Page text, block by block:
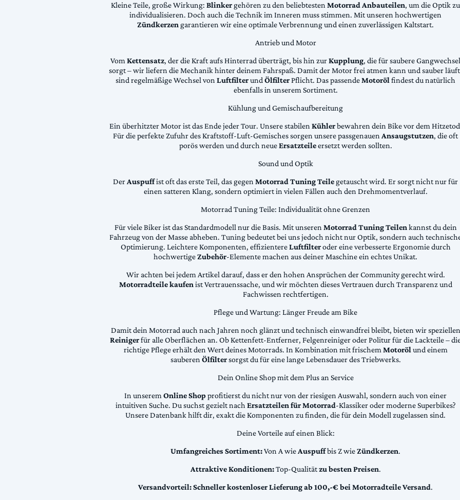
Kleine Teile, große Wirkung: Blinker gehören zu den beliebtestenMotorrad Anbauteilen, um die Optik zu
individualisieren. Doch auch die Technik im Inneren muss stimmen. Mit unseren hochwertigen
Zündkerzen garantieren wir eine optimale Verbrennung und einen zuverlässigen Kaltstart.
Antrieb und Motor
VomKettensatz, der die Kraft aufs Hinterrad überträgt, bis hin zurKupplung, die für saubere Gangwechsel
sorgt – wir liefern die Mechanik hinter deinem Fahrspaß. Damit der Motor frei atmen kann und sauber
sind regelmäßige Wechsel vonLuftfilterundÖlfilterPflicht. Das passendeMotorölfindest du natürlich
ebenfalls in unserem Sortiment.
Kühlung und Gemischaufbereitung
Ein überhitzter Motor ist das Ende jeder Tour. Unsere stabilenKühlerbewahren dein Bike vor dem
Für die perfekte Zufuhr des Kraftstoff-Luft-Gemisches sorgen unsere passgenauenAnsaugstutzen, die oft
porös werden und durch neueErsatzteileersetzt werden sollten.
Sound und Optik
DerAuspuffist oft das erste Teil, das gegenMotorrad Tuning Teile getauscht wird. Er sorgt nicht nur für
einen satteren Klang, sondern optimiert in vielen Fällen auch den Drehmomentverlauf.
Motorrad Tuning Teile: Individualität ohne Grenzen
Für viele Biker ist das Standardmodell nur die Basis. Mit unserenMotorrad Tuning Teilenkannst du dein
Fahrzeug von der Masse abheben. Tuning bedeutet bei uns jedoch nicht nur Optik, sondern auch
Optimierung. Leichtere Komponenten, effizientereLuftfilteroder eine verbesserte Ergonomie durch
hochwertigeZubehör-Elemente machen aus deiner Maschine ein echtes Unikat.
Wir achten bei jedem Artikel darauf, dass er den hohen Ansprüchen der Community gerecht wird.
Motorradteile kaufenist Vertrauenssache, und wir möchten dieses Vertrauen durch Transparenz und
Fachwissen rechtfertigen.
Pflege und Wartung: Länger Freude am Bike
Damit dein Motorrad auch nach Jahren noch glänzt und technisch einwandfrei bleibt, bieten wir speziellen
Reinigerfür alle Oberflächen an. Ob Kettenfett-Entferner, Felgenreiniger oder Politur für die Lackteile –
richtige Pflege erhält den Wert deines Motorrads. In Kombination mit frischemMotorölund einem
sauberenÖlfiltersorgst du für eine lange Lebensdauer des Triebwerks.
Dein Online Shop mit dem Plus an Service
In unseremOnline Shopprofitierst du nicht nur von der riesigen Auswahl, sondern auch von einer
intuitiven Suche. Du suchst gezielt nachErsatzteilen für Motorrad-Klassiker oder moderne Superbikes?
Unsere Datenbank hilft dir, exakt die Komponenten zu finden, die für dein Modell zugelassen sind.
Deine Vorteile auf einen Blick:
Umfangreiches Sortiment:Von A wieAuspuffbis Z wieZündkerzen.
Attraktive Konditionen:Top-Qualitätzu besten Preisen.
Versandvorteil:Schneller kostenloser Lieferung ab 100,-€ bei Motorradteile Versand.